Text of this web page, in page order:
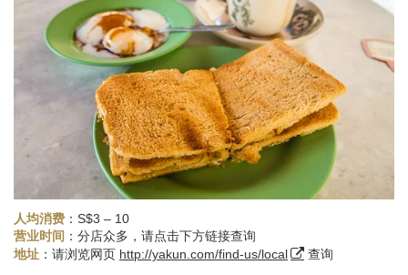
人均消费 ：S$3 – 10
营业时间 ：分店众多，请点击下方链接查询
地址 ：请浏览网页 http://yakun.com/find-us/local 查询